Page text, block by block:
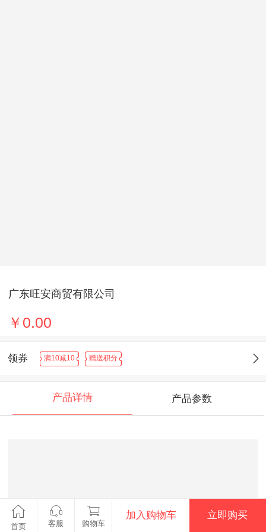
广东旺安商贸有限公司
￥0.00
领券 满10减10 赠送积分
产品详情 产品参数
首页 客服 购物车
加入购物车 立即购买